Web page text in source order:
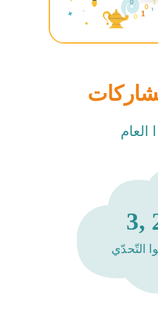
العام
3,
التّحدّي